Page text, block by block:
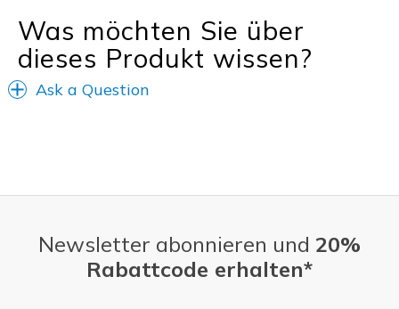
Was möchten Sie über
dieses Produkt wissen?
Ask a Question
Newsletter abonnieren und 20%
Rabattcode erhalten*